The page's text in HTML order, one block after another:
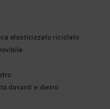
elasticizzato riciclato
davanti e dietro